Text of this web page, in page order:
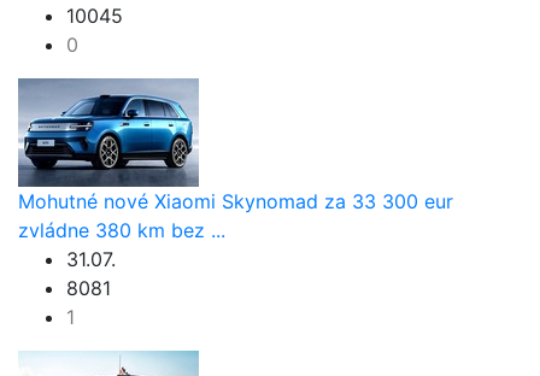
10045
0
Mohutné nové Xiaomi Skynomad za 33 300 eur
zvládne 380 km bez ...
31.07.
8081
1